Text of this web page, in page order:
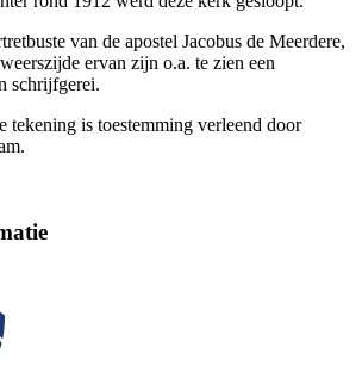
van de apostel Jacobus de Meerdere,
ervan zijn o.a. te zien een
schrijfgerei.
tekening is toestemming verleend door